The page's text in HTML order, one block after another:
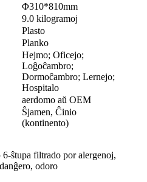
Φ310*810mm
9.0 kilogramoj
Plasto
Planko
Hejmo; Oficejo;
Loĝoĉambro;
Dormoĉambro; Lernejo;
Hospitalo
aerdomo aŭ OEM
Ŝjamen, Ĉinio
(kontinento)